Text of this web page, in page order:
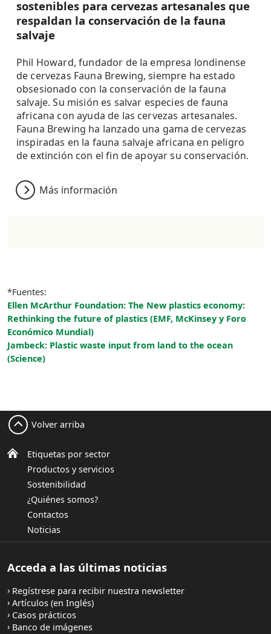
sostenibles para cervezas artesanales que
respaldan la conservación de la fauna
salvaje
Phil Howard, fundador de la empresa londinense
de cervezas Fauna Brewing, siempre ha estado
obsesionado con la conservación de la fauna
salvaje. Su misión es salvar especies de fauna
africana con ayuda de las cervezas artesanales.
Fauna Brewing ha lanzado una gama de cervezas
inspiradas en la fauna salvaje africana en peligro
de extinción con el fin de apoyar su conservación.
Más información
*Fuentes:
Ellen McArthur Foundation: The New plastics economy:
Rethinking the future of plastics (EMF, McKinsey y Foro
Económico Mundial)
Jambeck: Plastic waste input from land to the ocean
(Science)
Etiquetas por sector
Productos y servicios
Sostenibilidad
¿Quiénes somos?
Contactos
Noticias
Volver arriba
Acceda a las últimas noticias
Regístrese para recibir nuestra newsletter
Artículos (en Inglés)
Casos prácticos
Banco de imágenes